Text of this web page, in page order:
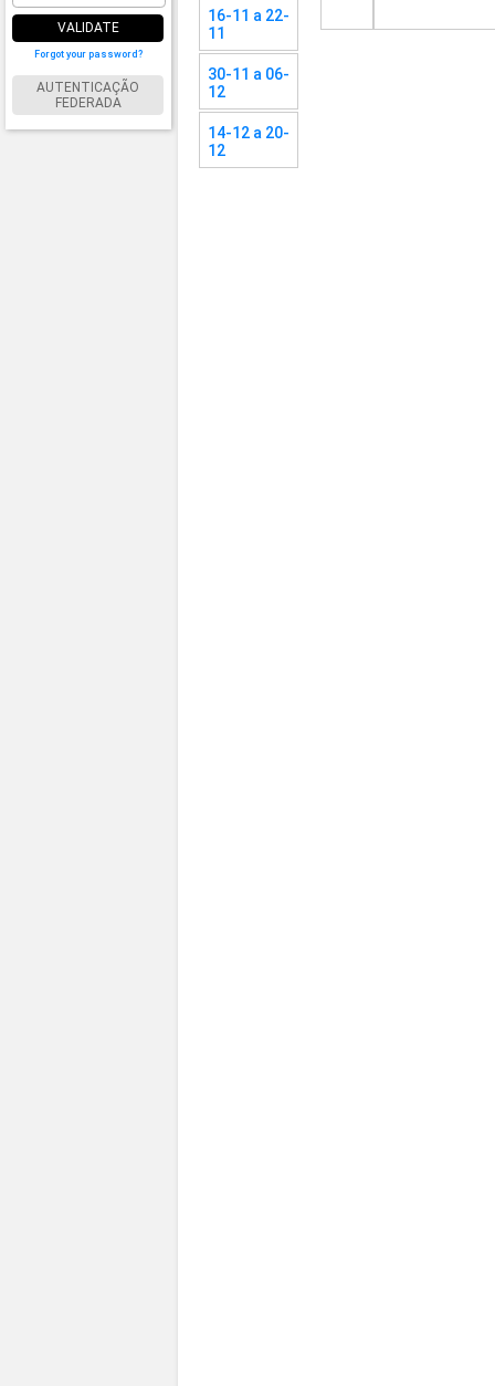
VALIDATE
Forgot your password?
AUTENTICAÇÃO
FEDERADA
16-11 a 22-
11
30-11 a 06-
12
14-12 a 20-
12